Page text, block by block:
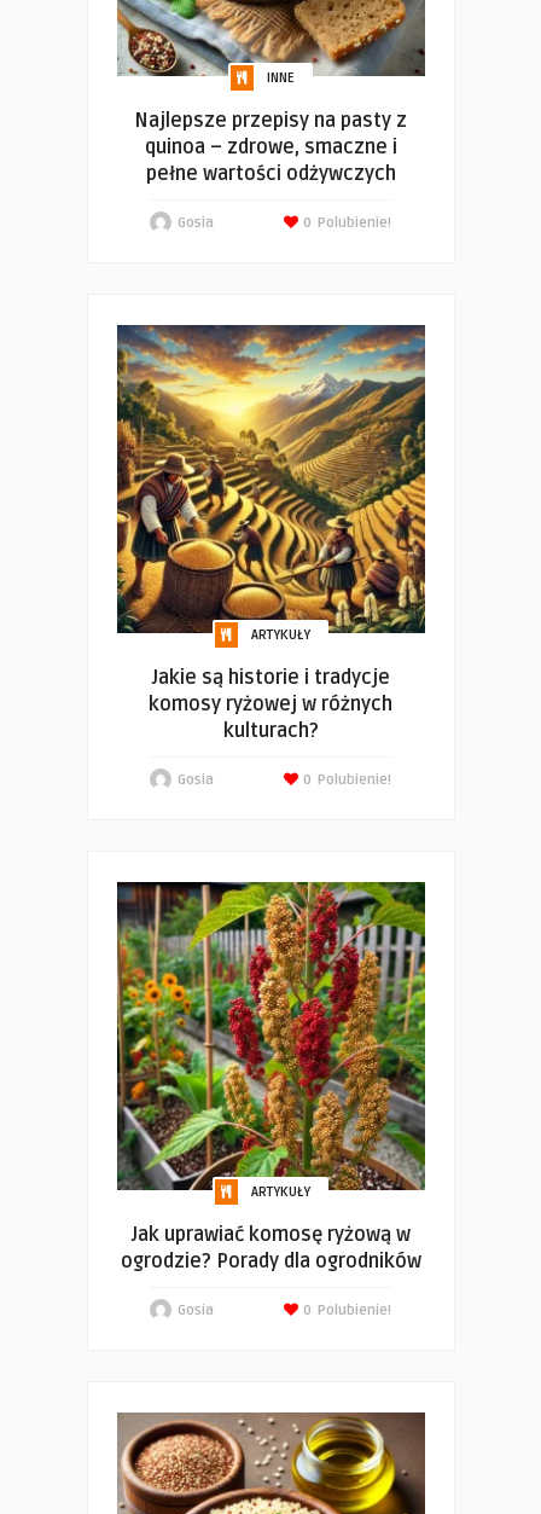
INNE
Najlepsze przepisy na pasty z
quinoa – zdrowe, smaczne i
pełne wartości odżywczych
Gosia Polubienie!
0
ARTYKUŁY
Jakie są historie i tradycje
komosy ryżowej w różnych
kulturach?
Gosia Polubienie!
0
ARTYKUŁY
Jak uprawiać komosę ryżową w
ogrodzie? Porady dla ogrodników
Gosia Polubienie!
0